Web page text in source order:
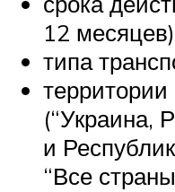
12 месяцев)
типа
(“Украина,
и
“Все